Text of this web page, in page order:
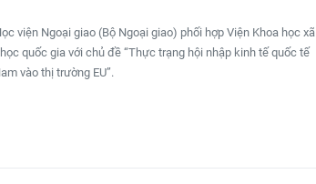
viện Ngoại giao (Bộ Ngoại giao) phối hợp Viện Khoa học xã
quốc gia với chủ đề “Thực trạng hội nhập kinh tế quốc tế
vào thị trường EU”.